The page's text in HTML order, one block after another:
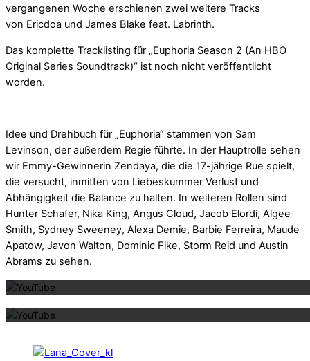
vergangenen Woche erschienen zwei weitere Tracks
von Ericdoa und James Blake feat. Labrinth.
Das komplette Tracklisting für „Euphoria Season 2 (An HBO
Original Series Soundtrack)“ ist noch nicht veröffentlicht
worden.
Idee und Drehbuch für „Euphoria“ stammen von Sam
Levinson, der außerdem Regie führte. In der Hauptrolle sehen
wir Emmy-Gewinnerin Zendaya, die die 17-jährige Rue spielt,
die versucht, inmitten von Liebeskummer Verlust und
Abhängigkeit die Balance zu halten. In weiteren Rollen sind
Hunter Schafer, Nika King, Angus Cloud, Jacob Elordi, Algee
Smith, Sydney Sweeney, Alexa Demie, Barbie Ferreira, Maude
Apatow, Javon Walton, Dominic Fike, Storm Reid und Austin
Abrams zu sehen.
Mit dem